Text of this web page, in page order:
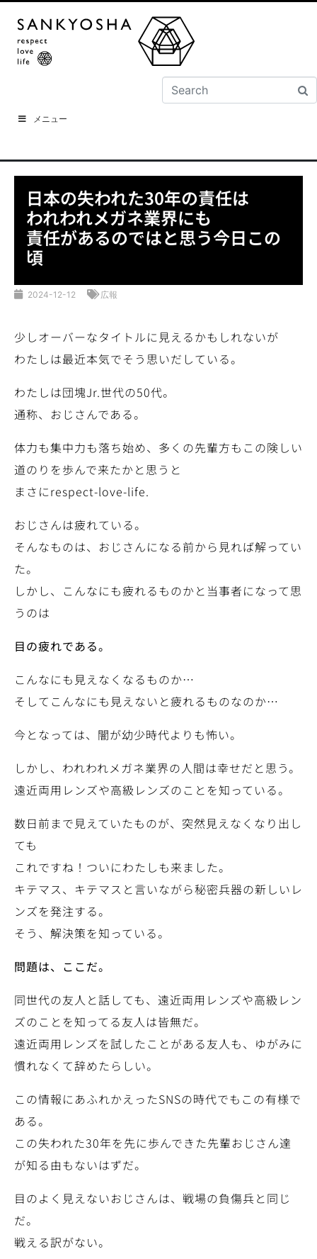
メニュー
日本の失われた30年の責任は
われわれメガネ業界にも
責任があるのではと思う今日この
頃
2024-12-12 広報
少しオーバーなタイトルに見えるかもしれないが
わたしは最近本気でそう思いだしている。
わたしは団塊Jr.世代の50代。
通称、おじさんである。
体力も集中力も落ち始め、多くの先輩方もこの険しい
道のりを歩んで来たかと思うと
まさにrespect-love-life.
おじさんは疲れている。
そんなものは、おじさんになる前から見れば解ってい
た。
しかし、こんなにも疲れるものかと当事者になって思
うのは
目の疲れである。
こんなにも見えなくなるものか…
そしてこんなにも見えないと疲れるものなのか…
今となっては、闇が幼少時代よりも怖い。
しかし、われわれメガネ業界の人間は幸せだと思う。
遠近両用レンズや高級レンズのことを知っている。
数日前まで見えていたものが、突然見えなくなり出し
ても
これですね！ついにわたしも来ました。
キテマス、キテマスと言いながら秘密兵器の新しいレ
ンズを発注する。
そう、解決策を知っている。
問題は、ここだ。
同世代の友人と話しても、遠近両用レンズや高級レン
ズのことを知ってる友人は皆無だ。
遠近両用レンズを試したことがある友人も、ゆがみに
慣れなくて辞めたらしい。
この情報にあふれかえったSNSの時代でもこの有様で
ある。
この失われた30年を先に歩んできた先輩おじさん達
が知る由もないはずだ。
目のよく見えないおじさんは、戦場の負傷兵と同じ
だ。
戦える訳がない。